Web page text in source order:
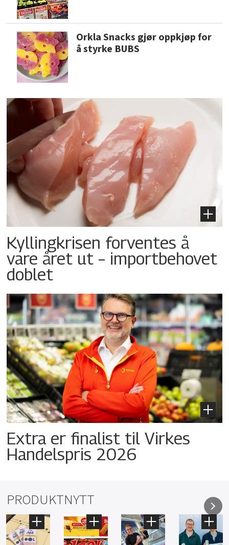
Orkla Snacks gjør oppkjøp for
å styrke BUBS
Kyllingkrisen forventes å
vare året ut – importbehovet
doblet
Extra er finalist til Virkes
Handelspris 2026
PRODUKTNYTT